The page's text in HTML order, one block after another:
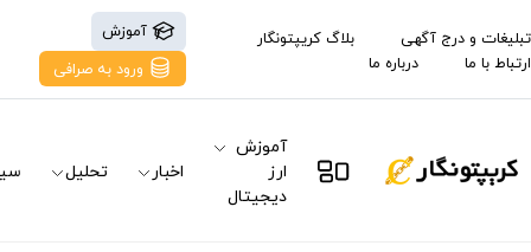
تبلیغات و درج آگهی
بلاگ کریپتونگار
ارتباط با ما
درباره ما
آموزش
ورود به صرافی
آموزش
ارز
دیجیتال
اخبار تحلیل